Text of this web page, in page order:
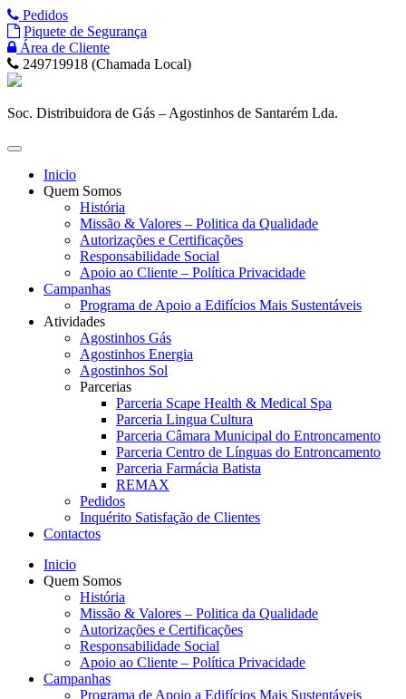
Pedidos
Piquete de Segurança
Área de Cliente
249719918 (Chamada Local)
Soc. Distribuidora de Gás – Agostinhos de Santarém Lda.
Toggle
navigation
Inicio
Quem Somos
História
Missão & Valores – Politica da Qualidade
Autorizações e Certificações
Responsabilidade Social
Apoio ao Cliente – Política Privacidade
Campanhas
Programa de Apoio a Edifícios Mais Sustentáveis
Atividades
Agostinhos Gás
Agostinhos Energia
Agostinhos Sol
Parcerias
Parceria Scape Health & Medical Spa
Parceria Lingua Cultura
Parceria Câmara Municipal do Entroncamento
Parceria Centro de Línguas do Entroncamento
Parceria Farmácia Batista
REMAX
Pedidos
Inquérito Satisfação de Clientes
Contactos
Inicio
Quem Somos
História
Missão & Valores – Politica da Qualidade
Autorizações e Certificações
Responsabilidade Social
Apoio ao Cliente – Política Privacidade
Campanhas
Programa de Apoio a Edifícios Mais Sustentáveis